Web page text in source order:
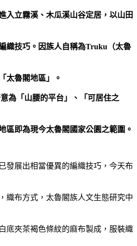
入立霧溪、木瓜溪山谷定居，以山田
織技巧。因族人自稱為Truku（太魯
太魯閣地區」。
為「山腰的平台」、「可居住之
區即為現今太魯閣國家公園之範圍。
發展出相當優異的編織技巧，今天布
織布方式，太魯閣族人文生態研究中
底夾茶褐色條紋的麻布製成，服裝織